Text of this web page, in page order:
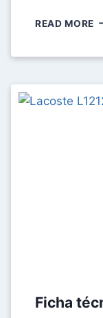
READ MORE
Ficha